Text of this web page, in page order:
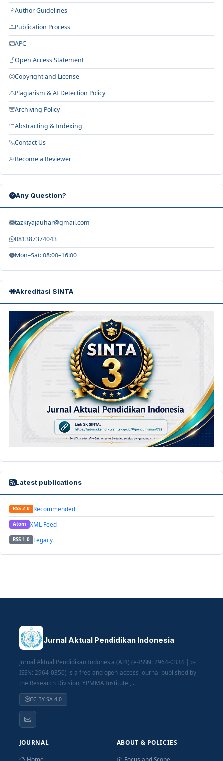
Author Guidelines
Publication Process
APC
Open Access Statement
Copyright and License
Plagiarism & AI Detection Policy
Archiving Policy
Abstracting & Indexing
Contact Us
Become a Reviewer
Any Question?
tazkiyajauhar@gmail.com
081387374043
Mon–Sat: 08:00–16:00
Akreditasi SINTA
Latest publications
RSS 2.0 Recommended
Atom XML Feed
RSS 1.0 Legacy
Jurnal Aktual Pendidikan Indonesia
Jurnal Aktual Pendidikan Indonesia (API) (e-ISSN: 2964-0334 | p-
ISSN: 2964-0350) is a free and open-access journal published by
the Research Division, YPMMA Institute ,...
CC BY-SA 4.0
JOURNAL
Home
ABOUT & POLICIES
Focus and Scope